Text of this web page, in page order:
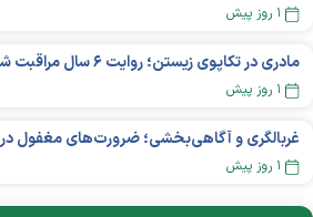
۱ روز پیش
۱ روز پیش
۱ روز پیش